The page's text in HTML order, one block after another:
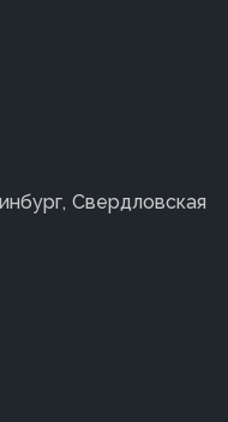
Свердловская